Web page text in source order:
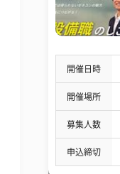
開催日時
開催場所
募集人数
申込締切